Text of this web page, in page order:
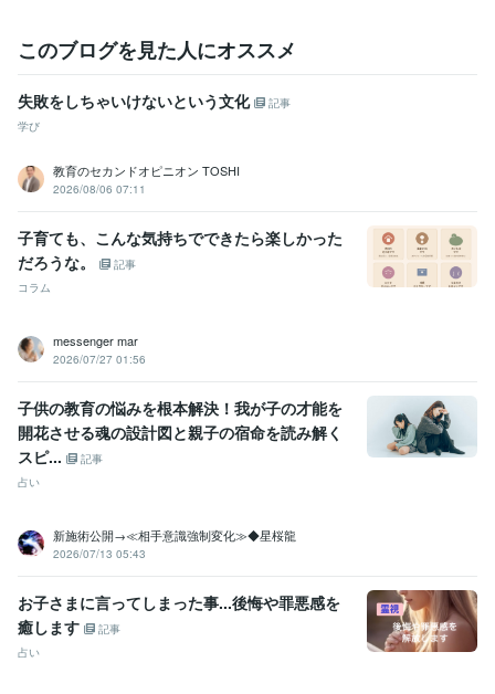
このブログを見た人にオススメ
失敗をしちゃいけないという文化
記事
学び
教育のセカンドオピニオン TOSHI
2026/08/06 07:11
子育ても、こんな気持ちでできたら楽しかった
だろうな。
記事
コラム
messenger mar
2026/07/27 01:56
子供の教育の悩みを根本解決！我が子の才能を
開花させる魂の設計図と親子の宿命を読み解く
スピ...
記事
占い
新施術公開→≪相手意識強制変化≫◆星桜龍
2026/07/13 05:43
お子さまに言ってしまった事...後悔や罪悪感を
癒します
記事
占い